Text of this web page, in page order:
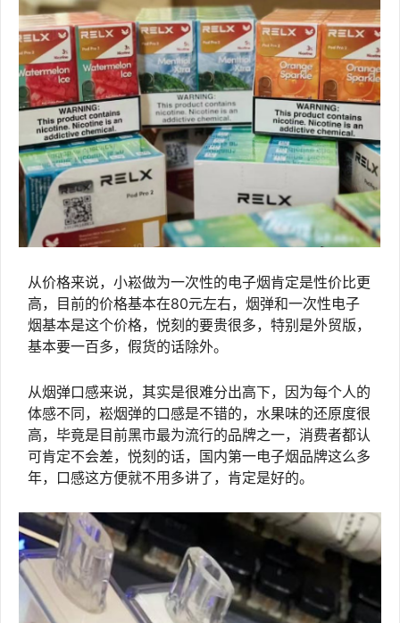
从价格来说，小崧做为一次性的电子烟肯定是性价比更
高，目前的价格基本在80元左右，烟弹和一次性电子
烟基本是这个价格，悦刻的要贵很多，特别是外贸版，
基本要一百多，假货的话除外。
从烟弹口感来说，其实是很难分出高下，因为每个人的
体感不同，崧烟弹的口感是不错的，水果味的还原度很
高，毕竟是目前黑市最为流行的品牌之一，消费者都认
可肯定不会差，悦刻的话，国内第一电子烟品牌这么多
年，口感这方便就不用多讲了，肯定是好的。